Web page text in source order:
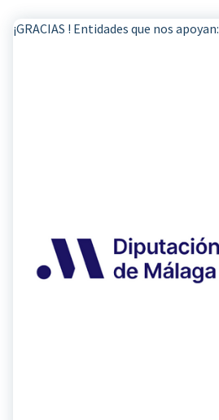
¡GRACIAS ! Entidades que nos apoyan: